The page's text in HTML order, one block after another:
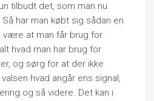
tilbudt det, som man nu
har man købt sig sådan en
at man får brug for
hvad man har brug for
og sørg for at der ikke
hvad angår ens signal,
og så videre. Det kan i